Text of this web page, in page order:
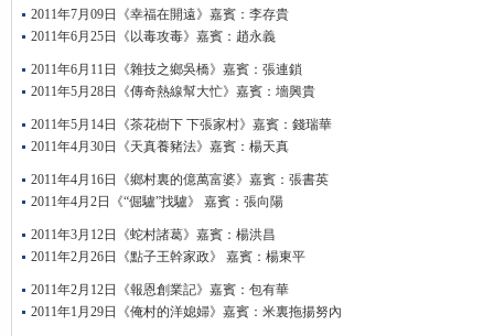
2011年7月09日《幸福在開遠》嘉賓：李存貴
2011年6月25日《以毒攻毒》嘉賓：趙永義
2011年6月11日《雜技之鄉吳橋》嘉賓：張連鎖
2011年5月28日《傳奇熱線幫大忙》嘉賓：墻興貴
2011年5月14日《茶花樹下 下張家村》嘉賓：錢瑞華
2011年4月30日《天真養豬法》嘉賓：楊天真
2011年4月16日《鄉村裏的億萬富婆》嘉賓：張書英
2011年4月2日《“倔驢”找驢》 嘉賓：張向陽
2011年3月12日《蛇村諸葛》嘉賓：楊洪昌
2011年2月26日《點子王幹家政》 嘉賓：楊東平
2011年2月12日《報恩創業記》嘉賓：包有華
2011年1月29日《俺村的洋媳婦》嘉賓：米裏拖揚努內